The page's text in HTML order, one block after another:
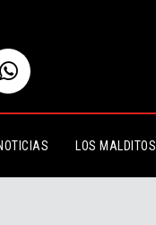
LOS MALDITOS